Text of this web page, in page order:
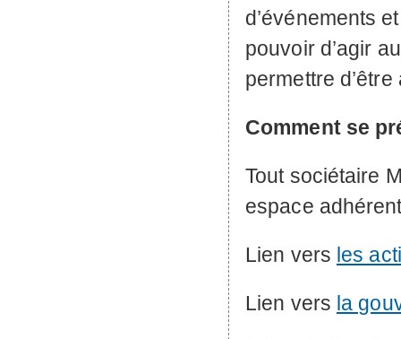
d’événements
pouvoir d’agir
permettre
Comment se
Tout sociétaire
espace
Lien vers les
Lien vers la